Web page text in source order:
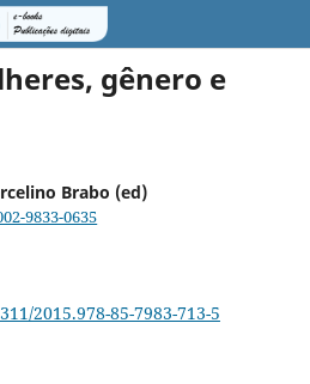
gênero e
Brabo (ed)
9833-0635
2015.978-85-7983-713-5